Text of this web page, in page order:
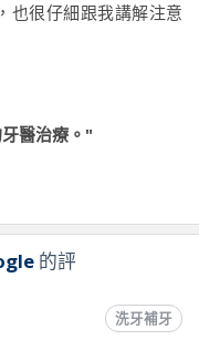
也很仔細跟我講解注意
醫治療。"
的評
洗牙補牙